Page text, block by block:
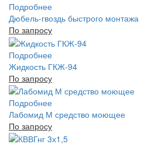
Подробнее
Дюбель-гвоздь быстрого
По запросу
Подробнее
Жидкость ГКЖ-94
По запросу
Подробнее
Лабомид М средство моющее
По запросу